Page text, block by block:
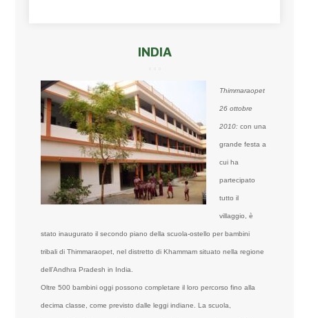
INDIA
Thimmaraopet
26 ottobre
2010: con una
grande festa a
cui ha
partecipato
tutto il
villaggio, è
stato inaugurato il secondo piano della scuola-ostello per bambini
tribali di Thimmaraopet, nel distretto di Khammam situato nella regione
dell’Andhra Pradesh in India.
Oltre 500 bambini oggi possono completare il loro percorso fino alla
decima classe, come previsto dalle leggi indiane. La scuola,